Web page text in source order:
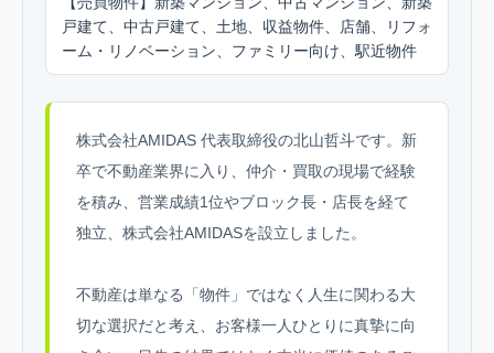
戸建て、中古戸建て、土地、収益物件、店舗、リフォ
ーム・リノベーション、ファミリー向け、駅近物件
株式会社AMIDAS 代表取締役の北山哲斗です。新
卒で不動産業界に入り、仲介・買取の現場で経験
を積み、営業成績1位やブロック長・店長を経て
独立、株式会社AMIDASを設立しました。
不動産は単なる「物件」ではなく人生に関わる大
切な選択だと考え、お客様一人ひとりに真摯に向